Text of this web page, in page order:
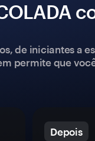
de iniciantes a
permite que
Depois